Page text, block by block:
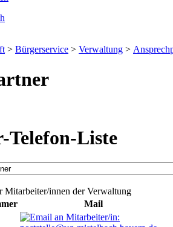
> Bürgerservice > Verwaltung >
Liste
Mitarbeiter/innen der Verwaltung
Mail